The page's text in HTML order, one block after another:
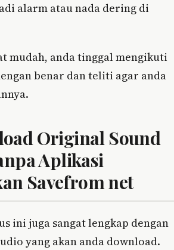
alarm atau nada dering di
mudah, anda tinggal mengikuti
benar dan teliti agar anda
Original Sound
Aplikasi
Savefrom net
ini juga sangat lengkap dengan
yang akan anda download.